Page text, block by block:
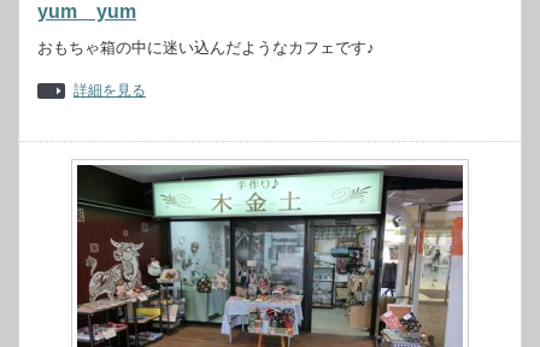
yum yum
おもちゃ箱の中に迷い込んだようなカフェです♪
詳細を見る